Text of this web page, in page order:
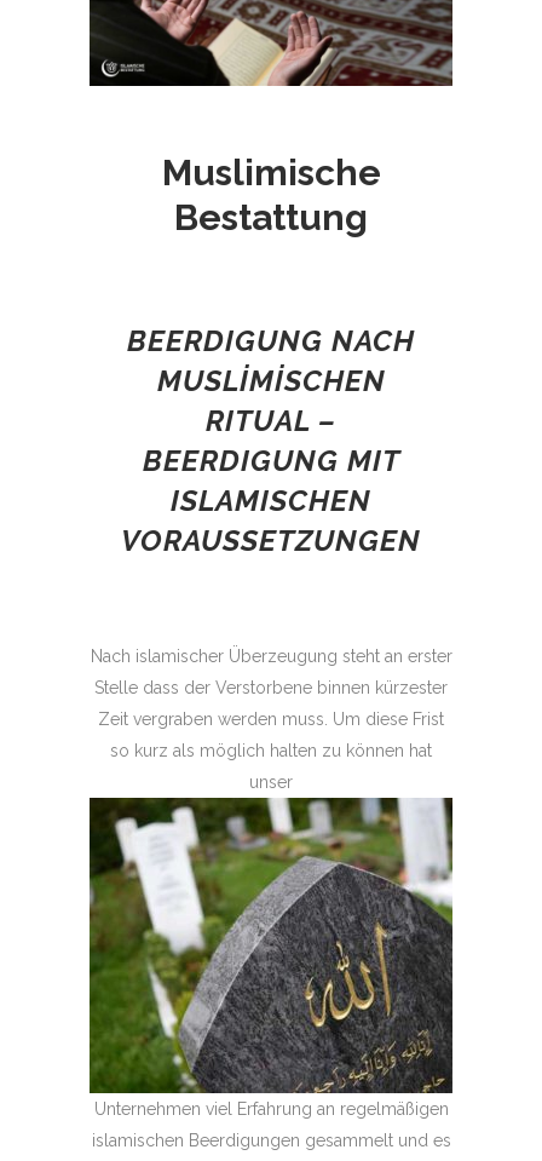
Muslimische
Bestattung
BEERDIGUNG NACH
MUSLİMİSCHEN
RITUAL –
BEERDIGUNG MIT
ISLAMISCHEN
VORAUSSETZUNGEN
Nach islamischer Überzeugung steht an erster
Stelle dass der Verstorbene binnen kürzester
Zeit vergraben werden muss. Um diese Frist
so kurz als möglich halten zu können hat
unser
Unternehmen viel Erfahrung an regelmäßigen
islamischen Beerdigungen gesammelt und es